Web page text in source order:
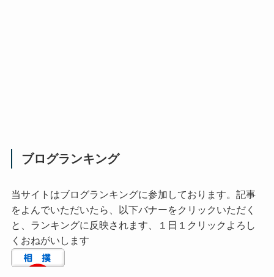
ブログランキング
当サイトはブログランキングに参加しております。記事
をよんでいただいたら、以下バナーをクリックいただく
と、ランキングに反映されます、１日１クリックよろし
くおねがいします